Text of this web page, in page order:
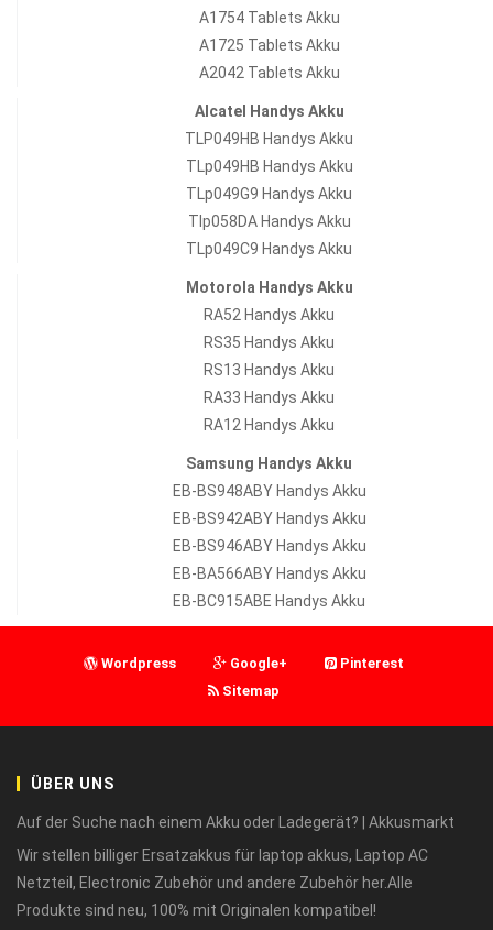
A1754 Tablets Akku
A1725 Tablets Akku
A2042 Tablets Akku
Alcatel Handys Akku
TLP049HB Handys Akku
TLp049HB Handys Akku
TLp049G9 Handys Akku
Tlp058DA Handys Akku
TLp049C9 Handys Akku
Motorola Handys Akku
RA52 Handys Akku
RS35 Handys Akku
RS13 Handys Akku
RA33 Handys Akku
RA12 Handys Akku
Samsung Handys Akku
EB-BS948ABY Handys Akku
EB-BS942ABY Handys Akku
EB-BS946ABY Handys Akku
EB-BA566ABY Handys Akku
EB-BC915ABE Handys Akku
Wordpress Google+
Pinterest
Sitemap
ÜBER UNS
Auf der Suche nach einem Akku oder Ladegerät? | Akkusmarkt
Wir stellen billiger Ersatzakkus für laptop akkus, Laptop AC
Netzteil, Electronic Zubehör und andere Zubehör her.Alle
Produkte sind neu, 100% mit Originalen kompatibel!